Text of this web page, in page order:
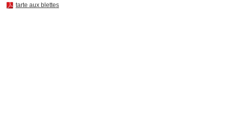
tarte aux blettes